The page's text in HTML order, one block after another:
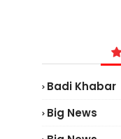
Badi Khabar
Big News